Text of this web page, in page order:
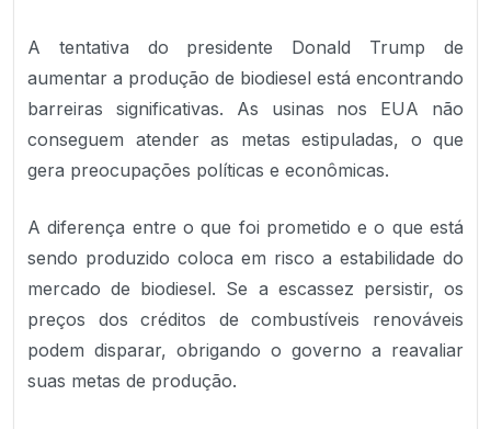
A tentativa do presidente Donald Trump de
aumentar a produção de biodiesel está encontrando
barreiras significativas. As usinas nos EUA não
conseguem atender as metas estipuladas, o que
gera preocupações políticas e econômicas.
A diferença entre o que foi prometido e o que está
sendo produzido coloca em risco a estabilidade do
mercado de biodiesel. Se a escassez persistir, os
preços dos créditos de combustíveis renováveis
podem disparar, obrigando o governo a reavaliar
suas metas de produção.